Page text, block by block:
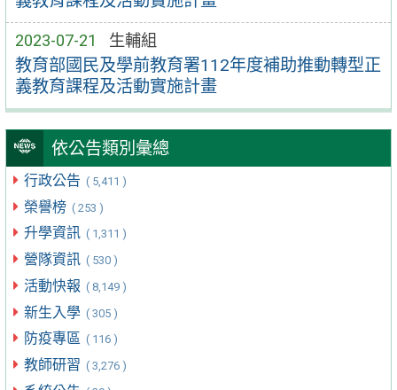
2023-07-21 生輔組
教育部國民及學前教育署112年度補助推動轉型正
義教育課程及活動實施計畫
依公告類別彙總
行政公告 ( 5,411 )
榮譽榜 ( 253 )
升學資訊 ( 1,311 )
營隊資訊 ( 530 )
活動快報 ( 8,149 )
新生入學 ( 305 )
防疫專區 ( 116 )
教師研習 ( 3,276 )